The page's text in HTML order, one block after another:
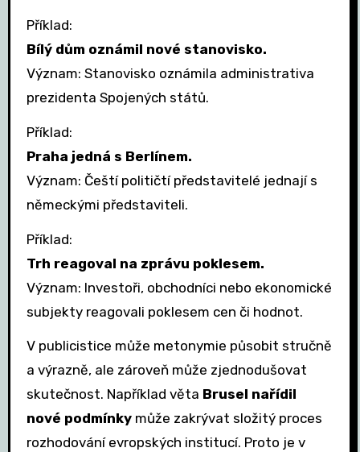
Příklad:
Bílý dům oznámil nové stanovisko.
Význam: Stanovisko oznámila administrativa
prezidenta Spojených států.
Příklad:
Praha jedná s Berlínem.
Význam: Čeští političtí představitelé jednají s
německými představiteli.
Příklad:
Trh reagoval na zprávu poklesem.
Význam: Investoři, obchodníci nebo ekonomické
subjekty reagovali poklesem cen či hodnot.
V publicistice může metonymie působit stručně
a výrazně, ale zároveň může zjednodušovat
skutečnost. Například věta Brusel nařídil
nové podmínkymůže zakrývat složitý proces
rozhodování evropských institucí. Proto je v